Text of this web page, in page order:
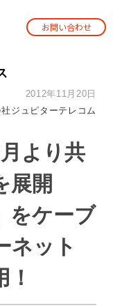
お問い合わせ
2012年11月20日
ジュピターテレコム
より共
展開
をケーブ
ネット